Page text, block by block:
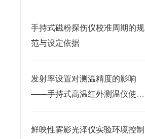
手持式磁粉探伤仪校准周期的规
范与设定依据
发射率设置对测温精度的影响
——手持式高温红外测温仪使用
鲜映性雾影光泽仪实验环境控制